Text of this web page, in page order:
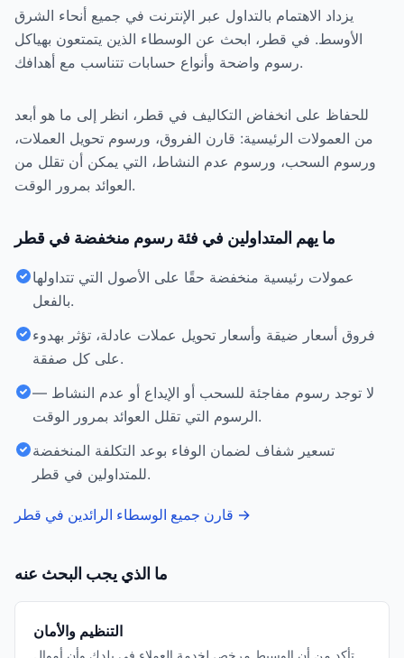
يزداد الاهتمام بالتداول عبر الإنترنت في جميع أنحاء الشرق
الأوسط. في قطر، ابحث عن الوسطاء الذين يتمتعون بهياكل
رسوم واضحة وأنواع حسابات تتناسب مع أهدافك.
للحفاظ على انخفاض التكاليف في قطر، انظر إلى ما هو أبعد
من العمولات الرئيسية: قارن الفروق، ورسوم تحويل العملات،
ورسوم السحب، ورسوم عدم النشاط، التي يمكن أن تقلل من
العوائد بمرور الوقت.
ما يهم المتداولين في فئة رسوم منخفضة في قطر
عمولات رئيسية منخفضة حقًا على الأصول التي تتداولها
بالفعل.
فروق أسعار ضيقة وأسعار تحويل عملات عادلة، تؤثر بهدوء
على كل صفقة.
لا توجد رسوم مفاجئة للسحب أو الإيداع أو عدم النشاط —
الرسوم التي تقلل العوائد بمرور الوقت.
تسعير شفاف لضمان الوفاء بوعد التكلفة المنخفضة
للمتداولين في قطر.
قارن جميع الوسطاء الرائدين في قطر →
ما الذي يجب البحث عنه
التنظيم والأمان
تأكد من أن الوسيط مرخص لخدمة العملاء في بلدك وأن أموال